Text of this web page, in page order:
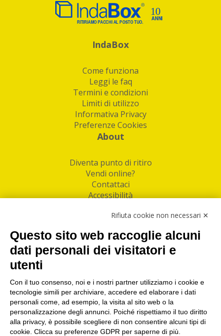
IndaBox
Come funziona
Leggi le faq
Termini e condizioni
Limiti di utilizzo
Informativa Privacy
Preferenze Cookies
About
Diventa punto di ritiro
Vendi online?
Contattaci
Accessibilità
Facebook
Linkedin
I nostri punti di ritiro e spedizione pacchi nelle
maggiori città italiane
Torino|Milano|Roma|Bologna|Firenze| Genova
Napoli|Varese
Rifiuta cookie non necessari ✕
Questo sito web raccoglie alcuni
dati personali dei visitatori e
utenti
Con il tuo consenso, noi e i nostri partner utilizziamo i cookie e
tecnologie simili per archiviare, accedere ed elaborare i dati
personali come, ad esempio, la visita al sito web o la
personalizzazione degli annunci. Poiché rispettiamo il tuo diritto
alla privacy, è possibile scegliere di non consentire alcuni tipi di
cookie. Clicca su preferenze GDPR per saperne di più.